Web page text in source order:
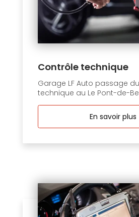
Contrôle technique
Garage LF Auto passage
technique au Le Pont-de-
En savoir plus